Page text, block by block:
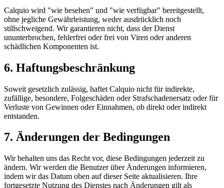
Calquio wird "wie besehen" und "wie verfügbar" bereitgestellt,
ohne jegliche Gewährleistung, weder ausdrücklich noch
stillschweigend. Wir garantieren nicht, dass der Dienst
ununterbrochen, fehlerfrei oder frei von Viren oder anderen
schädlichen Komponenten ist.
6. Haftungsbeschränkung
Soweit gesetzlich zulässig, haftet Calquio nicht für indirekte,
zufällige, besondere, Folgeschäden oder Strafschadenersatz oder für
Verluste von Gewinnen oder Einnahmen, ob direkt oder indirekt
entstanden.
7. Änderungen der Bedingungen
Wir behalten uns das Recht vor, diese Bedingungen jederzeit zu
ändern. Wir werden die Benutzer über Änderungen informieren,
indem wir das Datum oben auf dieser Seite aktualisieren. Ihre
fortgesetzte Nutzung des Dienstes nach Änderungen gilt als